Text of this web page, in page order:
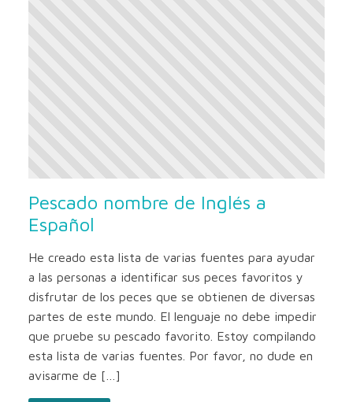
Pescado nombre de Inglés a
Español
He creado esta lista de varias fuentes para ayudar
a las personas a identificar sus peces favoritos y
disfrutar de los peces que se obtienen de diversas
partes de este mundo. El lenguaje no debe impedir
que pruebe su pescado favorito. Estoy compilando
esta lista de varias fuentes. Por favor, no dude en
avisarme de […]